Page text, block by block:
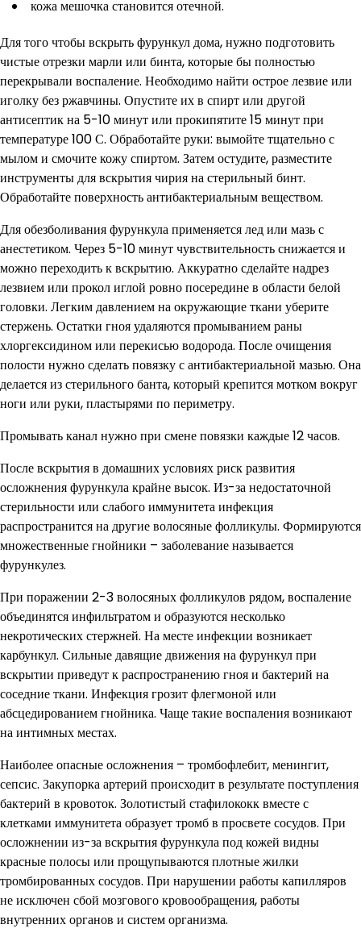
кожа мешочка становится отечной.
Для того чтобы вскрыть фурункул дома, нужно подготовить
чистые отрезки марли или бинта, которые бы полностью
перекрывали воспаление. Необходимо найти острое лезвие или
иголку без ржавчины. Опустите их в спирт или другой
антисептик на 5-10 минут или прокипятите 15 минут при
температуре 100 С. Обработайте руки: вымойте тщательно с
мылом и смочите кожу спиртом. Затем остудите, разместите
инструменты для вскрытия чирия на стерильный бинт.
Обработайте поверхность антибактериальным веществом.
Для обезболивания фурункула применяется лед или мазь с
анестетиком. Через 5-10 минут чувствительность снижается и
можно переходить к вскрытию. Аккуратно сделайте надрез
лезвием или прокол иглой ровно посередине в области белой
головки. Легким давлением на окружающие ткани уберите
стержень. Остатки гноя удаляются промыванием раны
хлоргексидином или перекисью водорода. После очищения
полости нужно сделать повязку с антибактериальной мазью. Она
делается из стерильного банта, который крепится мотком вокруг
ноги или руки, пластырями по периметру.
Промывать канал нужно при смене повязки каждые 12 часов.
После вскрытия в домашних условиях риск развития
осложнения фурункула крайне высок. Из-за недостаточной
стерильности или слабого иммунитета инфекция
распространится на другие волосяные фолликулы. Формируются
множественные гнойники – заболевание называется
фурункулез.
При поражении 2-3 волосяных фолликулов рядом, воспаление
объединятся инфильтратом и образуются несколько
некротических стержней. На месте инфекции возникает
карбункул. Сильные давящие движения на фурункул при
вскрытии приведут к распространению гноя и бактерий на
соседние ткани. Инфекция грозит флегмоной или
абсцедированием гнойника. Чаще такие воспаления возникают
на интимных местах.
Наиболее опасные осложнения – тромбофлебит, менингит,
сепсис. Закупорка артерий происходит в результате поступления
бактерий в кровоток. Золотистый стафилококк вместе с
клетками иммунитета образует тромб в просвете сосудов. При
осложнении из-за вскрытия фурункула под кожей видны
красные полосы или прощупываются плотные жилки
тромбированных сосудов. При нарушении работы капилляров
не исключен сбой мозгового кровообращения, работы
внутренних органов и систем организма.